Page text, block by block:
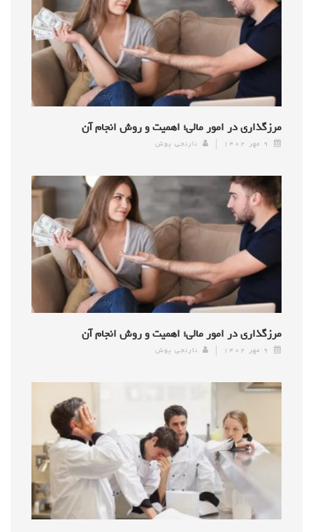
مرزگذاری در امور مالی؛ اهمیت و روش انجام آن
۹ مهر ۱۴۰۲ نارنجی پوش
مرزگذاری در امور مالی؛ اهمیت و روش انجام آن
۹ مهر ۱۴۰۲ نارنجی پوش